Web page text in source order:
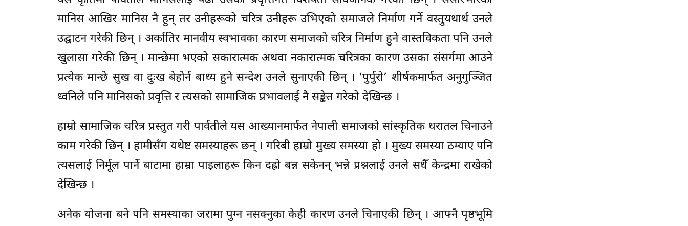
मानिस आखिर मानिस नै हुन् तर उनीहरूको चरित्र उनीहरू उभिएको समाजले निर्माण गर्ने वस्तुयथार्थ उनले
उद्घाटन गरेकी छिन् । अर्कातिर मानवीय स्वभावका कारण समाजको चरित्र निर्माण हुने वास्तविकता पनि उनले
खुलासा गरेकी छिन् । मान्छेमा भएको सकारात्मक अथवा नकारात्मक चरित्रका कारण उसका संसर्गमा आउने
प्रत्येक मान्छे सुख वा दुःख बेहोर्न बाध्य हुने सन्देश उनले सुनाएकी छिन् । ‘पुर्पुरो’ शीर्षकमार्फत अनुगुञ्जित
ध्वनिले पनि मानिसको प्रवृत्ति र त्यसको सामाजिक प्रभावलाई नै सङ्केत गरेको देखिन्छ ।
हाम्रो सामाजिक चरित्र प्रस्तुत गरी पार्वतीले यस आख्यानमार्फत नेपाली समाजको सांस्कृतिक धरातल चिनाउने
काम गरेकी छिन् । हामीसँग यथेष्ट समस्याहरू छन् । गरिबी हाम्रो मुख्य समस्या हो । मुख्य समस्या ठम्याए पनि
त्यसलाई निर्मूल पार्ने बाटामा हाम्रा पाइलाहरू किन दह्रो बन्न सकेनन् भन्ने प्रश्नलाई उनले सधैँ केन्द्रमा राखेको
देखिन्छ ।
अनेक योजना बने पनि समस्याका जरामा पुग्न नसक्नुका केही कारण उनले चिनाएकी छिन् । आफ्नै पृष्ठभूमि